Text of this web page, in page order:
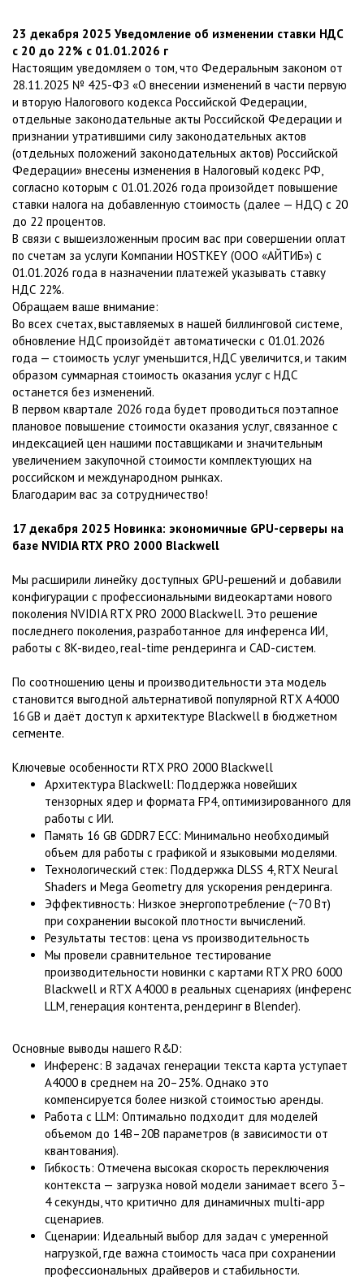
23 декабря 2025 Уведомление об изменении ставки НДС
с 20 до 22% с 01.01.2026 г
Настоящим уведомляем о том, что Федеральным законом от
28.11.2025 № 425-ФЗ «О внесении изменений в части первую
и вторую Налогового кодекса Российской Федерации,
отдельные законодательные акты Российской Федерации и
признании утратившими силу законодательных актов
(отдельных положений законодательных актов) Российской
Федерации» внесены изменения в Налоговый кодекс РФ,
согласно которым с 01.01.2026 года произойдет повышение
ставки налога на добавленную стоимость (далее — НДС) с 20
до 22 процентов.
В связи с вышеизложенным просим вас при совершении оплат
по счетам за услуги Компании HOSTKEY (ООО «АЙТИБ») с
01.01.2026 года в назначении платежей указывать ставку
НДС 22%.
Обращаем ваше внимание:
Во всех счетах, выставляемых в нашей биллинговой системе,
обновление НДС произойдёт автоматически с 01.01.2026
года — стоимость услуг уменьшится, НДС увеличится, и таким
образом суммарная стоимость оказания услуг с НДС
останется без изменений.
В первом квартале 2026 года будет проводиться поэтапное
плановое повышение стоимости оказания услуг, связанное с
индексацией цен нашими поставщиками и значительным
увеличением закупочной стоимости комплектующих на
российском и международном рынках.
Благодарим вас за сотрудничество!
17 декабря 2025 Новинка: экономичные GPU-серверы на
базе NVIDIA RTX PRO 2000 Blackwell
Мы расширили линейку доступных GPU-решений и добавили
конфигурации с профессиональными видеокартами нового
поколения NVIDIA RTX PRO 2000 Blackwell. Это решение
последнего поколения, разработанное для инференса ИИ,
работы с 8K-видео, real-time рендеринга и CAD-систем.
По соотношению цены и производительности эта модель
становится выгодной альтернативой популярной RTX A4000
16 GB и даёт доступ к архитектуре Blackwell в бюджетном
сегменте.
Ключевые особенности RTX PRO 2000 Blackwell
Архитектура Blackwell: Поддержка новейших
тензорных ядер и формата FP4, оптимизированного для
работы с ИИ.
Память 16 GB GDDR7 ECC: Минимально необходимый
объем для работы с графикой и языковыми моделями.
Технологический стек: Поддержка DLSS 4, RTX Neural
Shaders и Mega Geometry для ускорения рендеринга.
Эффективность: Низкое энергопотребление (~70 Вт)
при сохранении высокой плотности вычислений.
Результаты тестов: цена vs производительность
Мы провели сравнительное тестирование
производительности новинки с картами RTX PRO 6000
Blackwell и RTX A4000 в реальных сценариях (инференс
LLM, генерация контента, рендеринг в Blender).
Основные выводы нашего R&D:
Инференс: В задачах генерации текста карта уступает
A4000 в среднем на 20–25%. Однако это
компенсируется более низкой стоимостью аренды.
Работа с LLM: Оптимально подходит для моделей
объемом до 14B–20B параметров (в зависимости от
квантования).
Гибкость: Отмечена высокая скорость переключения
контекста — загрузка новой модели занимает всего 3–
4 секунды, что критично для динамичных multi-app
сценариев.
Сценарии: Идеальный выбор для задач с умеренной
нагрузкой, где важна стоимость часа при сохранении
профессиональных драйверов и стабильности.